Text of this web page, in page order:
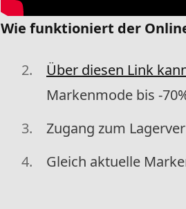
Wie funktioniert der
Über diesen Link
Markenmode bis -
Zugang zum
Gleich aktuelle